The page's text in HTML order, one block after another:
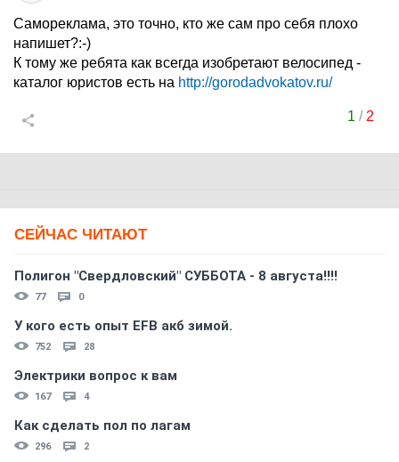
Самореклама, это точно, кто же сам про себя плохо
напишет?:-)
К тому же ребята как всегда изобретают велосипед -
каталог юристов есть на http://gorodadvokatov.ru/
1 / 2
СЕЙЧАС ЧИТАЮТ
Полигон "Свердловский" СУББОТА - 8 августа!!!!
77 0
У кого есть опыт EFB акб зимой.
752 28
Электрики вопрос к вам
167 4
Как сделать пол по лагам
296 2